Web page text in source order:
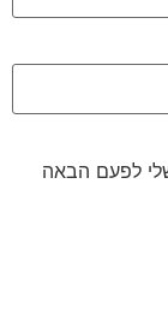
לפעם הבאה